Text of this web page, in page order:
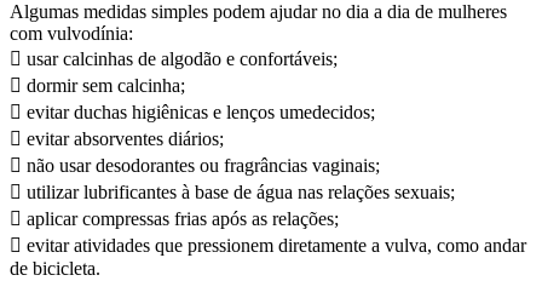
Algumas medidas simples podem ajudar no dia a dia de mulheres
com vulvodínia:
 usar calcinhas de algodão e confortáveis;
 dormir sem calcinha;
 evitar duchas higiênicas e lenços umedecidos;
 evitar absorventes diários;
 não usar desodorantes ou fragrâncias vaginais;
 utilizar lubrificantes à base de água nas relações sexuais;
 aplicar compressas frias após as relações;
 evitar atividades que pressionem diretamente a vulva, como andar
de bicicleta.